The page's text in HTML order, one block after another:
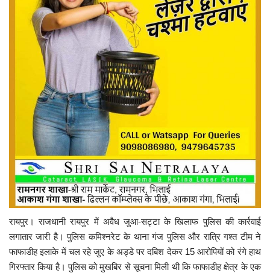
रायपुर। राजधानी रायपुर में अवैध जुआ-सट्टा के खिलाफ पुलिस की कार्रवाई
लगातार जारी है। पुलिस कमिश्नरेट के थाना गंज पुलिस और रात्रि गश्त टीम ने
फाफाडीह इलाके में चल रहे जुए के अड्डे पर दबिश देकर 15 आरोपियों को रंगे हाथ
गिरफ्तार किया है। पुलिस को मुखबिर से सूचना मिली थी कि फाफाडीह क्षेत्र के एक